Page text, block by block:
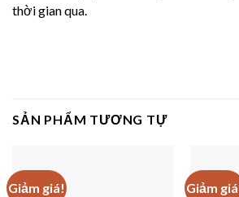
thời gian qua.
SẢN PHẨM TƯƠNG TỰ
Giảm giá! Giảm